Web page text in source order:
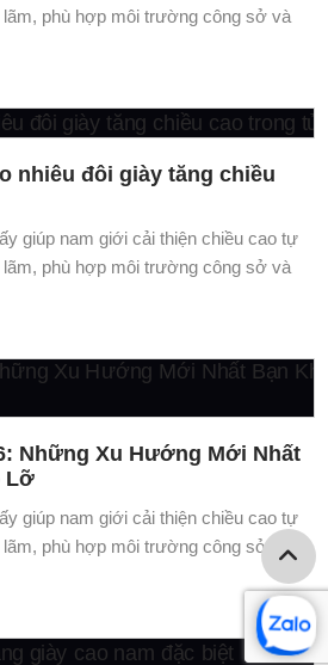
Lỡ
giúp nam giới cải thiện chiều cao tự
phù hợp môi trường công sở và
bằng giày cao nam đặc biệt
phù hợp môi trường công sở và
giúp nam giới cải thiện chiều cao tự
lãm, phù hợp môi trường công sở và